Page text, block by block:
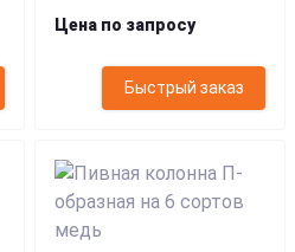
Цена по запросу
Быстрый заказ